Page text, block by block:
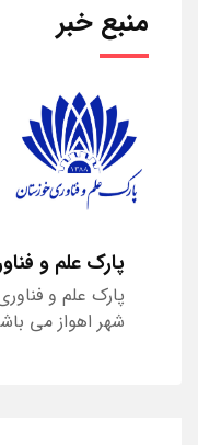
منبع خبر
پارک علم و
پارک علم و
شهر اهواز می